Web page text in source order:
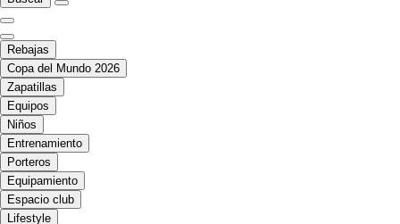
Rebajas
Copa del Mundo 2026
Zapatillas
Equipos
Niños
Entrenamiento
Porteros
Equipamiento
Espacio club
Lifestyle